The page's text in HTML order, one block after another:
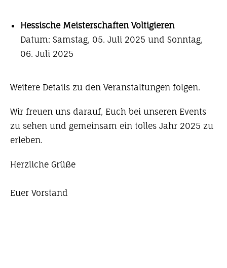
Hessische Meisterschaften Voltigieren
Datum: Samstag, 05. Juli 2025 und Sonntag,
06. Juli 2025
Weitere Details zu den Veranstaltungen folgen.
Wir freuen uns darauf, Euch bei unseren Events
zu sehen und gemeinsam ein tolles Jahr 2025 zu
erleben.
Herzliche Grüße
Euer Vorstand